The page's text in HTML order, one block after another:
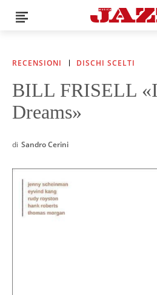
News
Interviste
Rubriche
Negozio
Area riservata
RECENSIONI DISCHI SCELTI
BILL FRISELL
Dreams»
di Sandro Cerini